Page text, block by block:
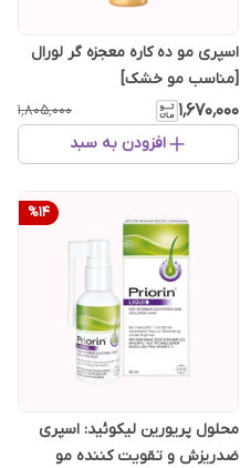
اسپری مو ده کاره معجزه گر لورال
[مناسب مو خشک]
۱٬۶۷۰٬۰۰۰ ۱٬۸۰۵٬۰۰۰
افزودن به سبد
%14
محلول پریورین لیکوئید: اسپری
ضدریزش و تقویت کننده مو